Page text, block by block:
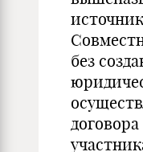
без